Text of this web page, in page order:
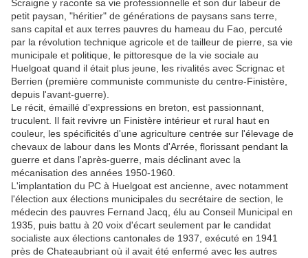
Scraigne y raconte sa vie professionnelle et son dur labeur de
petit paysan, "héritier" de générations de paysans sans terre,
sans capital et aux terres pauvres du hameau du Fao, percuté
par la révolution technique agricole et de tailleur de pierre, sa vie
municipale et politique, le pittoresque de la vie sociale au
Huelgoat quand il était plus jeune, les rivalités avec Scrignac et
Berrien (première communiste communiste du centre-Finistère,
depuis l'avant-guerre).
Le récit, émaillé d'expressions en breton, est passionnant,
truculent. Il fait revivre un Finistère intérieur et rural haut en
couleur, les spécificités d'une agriculture centrée sur l'élevage de
chevaux de labour dans les Monts d'Arrée, florissant pendant la
guerre et dans l'après-guerre, mais déclinant avec la
mécanisation des années 1950-1960.
L'implantation du PC à Huelgoat est ancienne, avec notamment
l'élection aux élections municipales du secrétaire de section, le
médecin des pauvres Fernand Jacq, élu au Conseil Municipal en
1935, puis battu à 20 voix d'écart seulement par le candidat
socialiste aux élections cantonales de 1937, exécuté en 1941
près de Chateaubriant où il avait été enfermé avec les autres